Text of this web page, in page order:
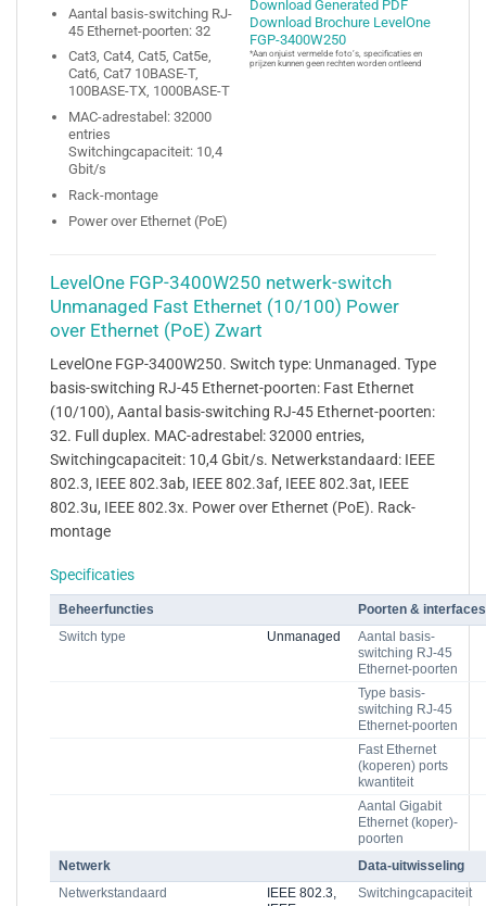
Aantal basis-switching RJ-
45 Ethernet-poorten: 32
Cat3, Cat4, Cat5, Cat5e,
Cat6, Cat7 10BASE-T,
100BASE-TX, 1000BASE-T
MAC-adrestabel: 32000
entries
Switchingcapaciteit: 10,4
Gbit/s
Rack-montage
Power over Ethernet (PoE)
Download Generated PDF
Download Brochure LevelOne
FGP-3400W250
*Aan onjuist vermelde foto’s, specificaties en
prijzen kunnen geen rechten worden ontleend
LevelOne FGP-3400W250 netwerk-switch
Unmanaged Fast Ethernet (10/100) Power
over Ethernet (PoE) Zwart
LevelOne FGP-3400W250. Switch type: Unmanaged. Type
basis-switching RJ-45 Ethernet-poorten: Fast Ethernet
(10/100), Aantal basis-switching RJ-45 Ethernet-poorten:
32. Full duplex. MAC-adrestabel: 32000 entries,
Switchingcapaciteit: 10,4 Gbit/s. Netwerkstandaard: IEEE
802.3, IEEE 802.3ab, IEEE 802.3af, IEEE 802.3at, IEEE
802.3u, IEEE 802.3x. Power over Ethernet (PoE). Rack-
montage
Specificaties
Beheerfuncties
Poorten & interfaces
Switch type
Unmanaged
Aantal basis-
switching RJ-45
Ethernet-poorten
Type basis-
switching RJ-45
Ethernet-poorten
Fast Ethernet
(koperen) ports
kwantiteit
Aantal Gigabit
Ethernet (koper)-
poorten
Netwerk
Data-uitwisseling
Netwerkstandaard
IEEE 802.3,
Switchingcapaciteit